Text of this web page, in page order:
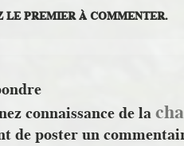
LE PREMIER À COMMENTER.
connaissance de la
de poster un